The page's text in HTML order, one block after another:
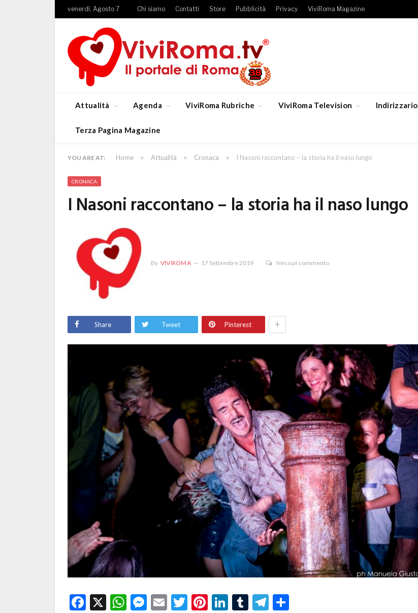
venerdì, Agosto 7 Chi siamo Contatti Store Pubblicità Privacy ViviRoma Magazine
Attualità Agenda ViviRoma Rubriche ViviRoma Television Indirizzario
Terza Pagina Magazine
YOU ARE AT: Home » Attualità » Cronaca » I Nasoni raccontano – la storia ha il naso lungo
CRONACA
I Nasoni raccontano – la storia ha il naso lungo
By VIVIROMA 17 Settembre 2019 Nessun commento
Share Tweet Pinterest +
Facebook
X WhatsApp
Messenger
EmailTwitter
Pinterest
LinkedIn
TumblrTelegram